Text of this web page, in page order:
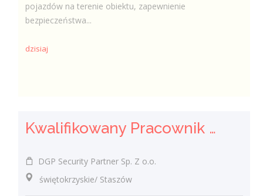
pojazdów na terenie obiektu, zapewnienie
bezpieczeństwa...
dzisiaj
Kwalifikowany Pracownik / Kwalifikowana Pracowniczka Ochrony
DGP Security Partner Sp. Z o.o.
świętokrzyskie/ Staszów